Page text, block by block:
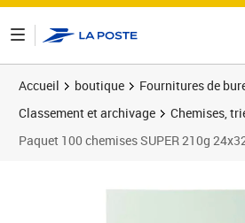
Accueil boutique
Fournitures de
Classement et archivage
Chemises,
Paquet 100 chemises SUPER 210g